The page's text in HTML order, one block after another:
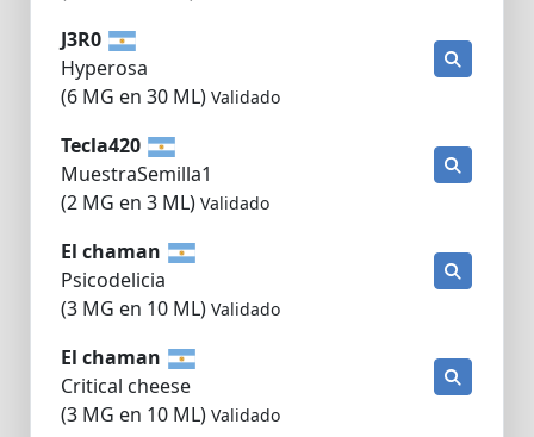
J3R0
Hyperosa
(6 MG en 30 ML)Validado
Tecla420
MuestraSemilla1
(2 MG en 3 ML)Validado
El chaman
Psicodelicia
(3 MG en 10 ML)Validado
El chaman
Critical cheese
(3 MG en 10 ML)Validado